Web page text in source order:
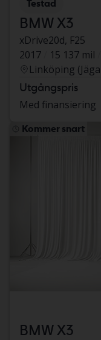
Testad
BMW X3
xDrive20d, F25
2017
15 137 mil
Linköping
Utgångspris
Med finansiering
Kommer snart
BMW X3